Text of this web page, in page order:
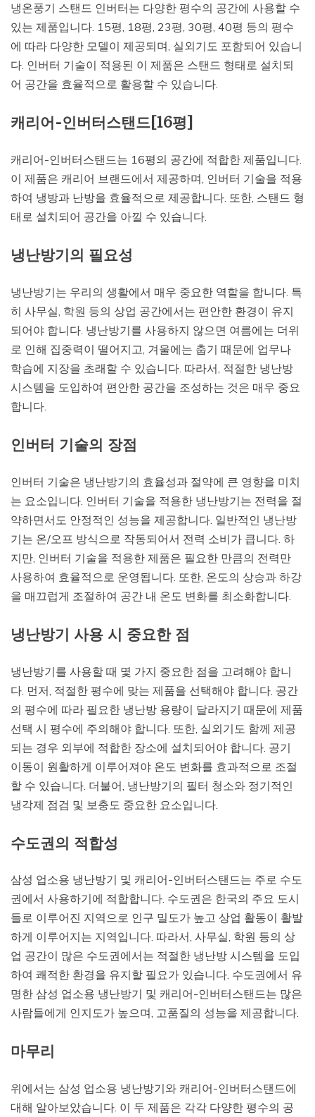
냉온풍기 스탠드 인버터는 다양한 평수의 공간에 사용할 수
있는 제품입니다. 15평, 18평, 23평, 30평, 40평 등의 평수
에 따라 다양한 모델이 제공되며, 실외기도 포함되어 있습니
다. 인버터 기술이 적용된 이 제품은 스탠드 형태로 설치되
어 공간을 효율적으로 활용할 수 있습니다.
캐리어-인버터스탠드[16평]
캐리어-인버터스탠드는 16평의 공간에 적합한 제품입니다.
이 제품은 캐리어 브랜드에서 제공하며, 인버터 기술을 적용
하여 냉방과 난방을 효율적으로 제공합니다. 또한, 스탠드 형
태로 설치되어 공간을 아낄 수 있습니다.
냉난방기의 필요성
냉난방기는 우리의 생활에서 매우 중요한 역할을 합니다. 특
히 사무실, 학원 등의 상업 공간에서는 편안한 환경이 유지
되어야 합니다. 냉난방기를 사용하지 않으면 여름에는 더위
로 인해 집중력이 떨어지고, 겨울에는 춥기 때문에 업무나
학습에 지장을 초래할 수 있습니다. 따라서, 적절한 냉난방
시스템을 도입하여 편안한 공간을 조성하는 것은 매우 중요
합니다.
인버터 기술의 장점
인버터 기술은 냉난방기의 효율성과 절약에 큰 영향을 미치
는 요소입니다. 인버터 기술을 적용한 냉난방기는 전력을 절
약하면서도 안정적인 성능을 제공합니다. 일반적인 냉난방
기는 온/오프 방식으로 작동되어서 전력 소비가 큽니다. 하
지만, 인버터 기술을 적용한 제품은 필요한 만큼의 전력만
사용하여 효율적으로 운영됩니다. 또한, 온도의 상승과 하강
을 매끄럽게 조절하여 공간 내 온도 변화를 최소화합니다.
냉난방기 사용 시 중요한 점
냉난방기를 사용할 때 몇 가지 중요한 점을 고려해야 합니
다. 먼저, 적절한 평수에 맞는 제품을 선택해야 합니다. 공간
의 평수에 따라 필요한 냉난방 용량이 달라지기 때문에 제품
선택 시 평수에 주의해야 합니다. 또한, 실외기도 함께 제공
되는 경우 외부에 적합한 장소에 설치되어야 합니다. 공기
이동이 원활하게 이루어져야 온도 변화를 효과적으로 조절
할 수 있습니다. 더불어, 냉난방기의 필터 청소와 정기적인
냉각제 점검 및 보충도 중요한 요소입니다.
수도권의 적합성
삼성 업소용 냉난방기 및 캐리어-인버터스탠드는 주로 수도
권에서 사용하기에 적합합니다. 수도권은 한국의 주요 도시
들로 이루어진 지역으로 인구 밀도가 높고 상업 활동이 활발
하게 이루어지는 지역입니다. 따라서, 사무실, 학원 등의 상
업 공간이 많은 수도권에서는 적절한 냉난방 시스템을 도입
하여 쾌적한 환경을 유지할 필요가 있습니다. 수도권에서 유
명한 삼성 업소용 냉난방기 및 캐리어-인버터스탠드는 많은
사람들에게 인지도가 높으며, 고품질의 성능을 제공합니다.
마무리
위에서는 삼성 업소용 냉난방기와 캐리어-인버터스탠드에
대해 알아보았습니다. 이 두 제품은 각각 다양한 평수의 공